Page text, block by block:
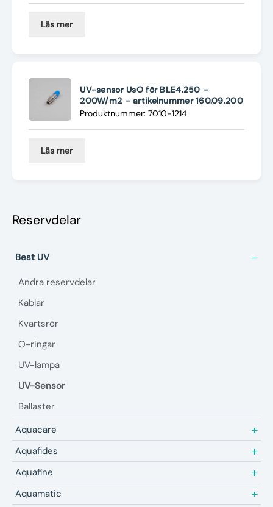
Läs mer
UV-sensor UsO för BLE4.250 –
200W/m2 – artikelnummer 160.09.200
Produktnummer: 7010-1214
Läs mer
Aquacare
Aquafides
Aquafine
Aquamatic
Best UV
Andra reservdelar
Kablar
Kvartsrör
O-ringar
UV-lampa
UV-Sensor
Ballaster
Reservdelar